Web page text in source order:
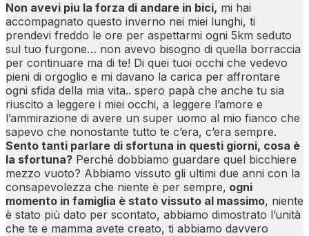
Non avevi piu la forza di andare in bici, mi hai
accompagnato questo inverno nei miei lunghi, ti
prendevi freddo le ore per aspettarmi ogni 5km seduto
sul tuo furgone… non avevo bisogno di quella borraccia
per continuare ma di te! Di quei tuoi occhi che vedevo
pieni di orgoglio e mi davano la carica per affrontare
ogni sfida della mia vita.. spero papà che anche tu sia
riuscito a leggere i miei occhi, a leggere l’amore e
l’ammirazione di avere un super uomo al mio fianco che
sapevo che nonostante tutto te c’era, c’era sempre.
Sento tanti parlare di sfortuna in questi giorni, cosa è
la sfortuna? Perché dobbiamo guardare quel bicchiere
mezzo vuoto? Abbiamo vissuto gli ultimi due anni con la
consapevolezza che niente è per sempre, ogni
momento in famiglia è stato vissuto al massimo, niente
è stato più dato per scontato, abbiamo dimostrato l’unità
che te e mamma avete creato, ti abbiamo davvero